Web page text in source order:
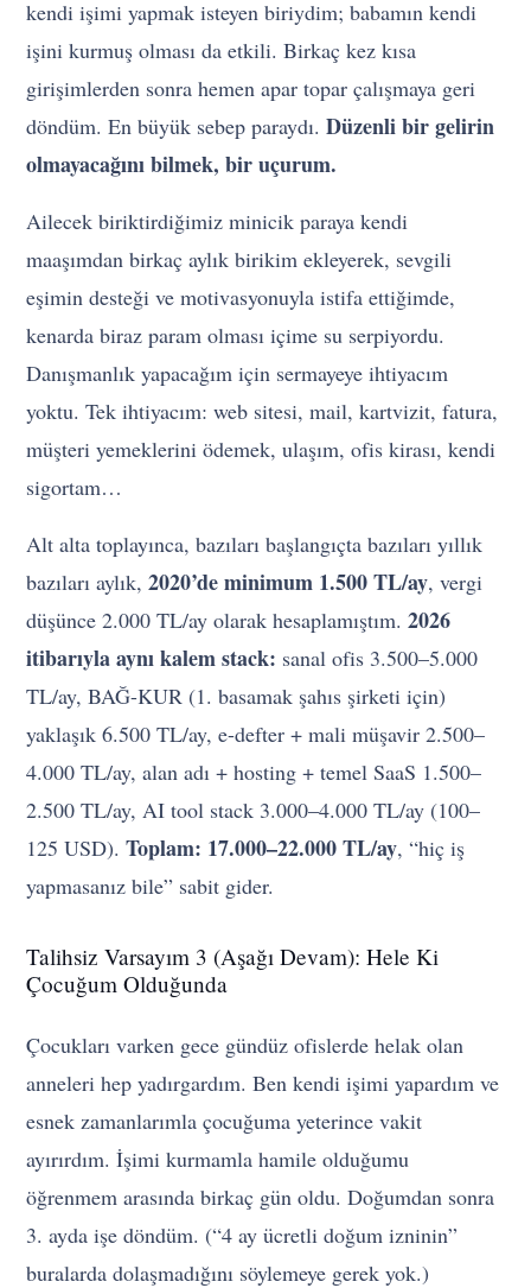
kendi işimi yapmak isteyen biriydim; babamın kendi
işini kurmuş olması da etkili. Birkaç kez kısa
girişimlerden sonra hemen apar topar çalışmaya geri
döndüm. En büyük sebep paraydı.Düzenli bir gelirin
olmayacağını bilmek, bir uçurum.
Ailecek biriktirdiğimiz minicik paraya kendi
maaşımdan birkaç aylık birikim ekleyerek, sevgili
eşimin desteği ve motivasyonuyla istifa ettiğimde,
kenarda biraz param olması içime su serpiyordu.
Danışmanlık yapacağım için sermayeye ihtiyacım
yoktu. Tek ihtiyacım: web sitesi, mail, kartvizit, fatura,
müşteri yemeklerini ödemek, ulaşım, ofis kirası, kendi
sigortam…
Alt alta toplayınca, bazıları başlangıçta bazıları yıllık
bazıları aylık,2020’de minimum 1.500 TL/ay, vergi
düşünce 2.000 TL/ay olarak hesaplamıştım.2026
itibarıyla aynı kalem stack: sanal ofis 3.500–5.000
TL/ay, BAĞ-KUR (1. basamak şahıs şirketi için)
yaklaşık 6.500 TL/ay, e-defter + mali müşavir 2.500–
4.000 TL/ay, alan adı + hosting + temel SaaS 1.500–
2.500 TL/ay, AI tool stack 3.000–4.000 TL/ay (100–
125 USD).Toplam: 17.000–22.000 TL/ay, “hiç iş
yapmasanız bile” sabit gider.
Talihsiz Varsayım 3 (Aşağı Devam): Hele Ki
Çocuğum Olduğunda
Çocukları varken gece gündüz ofislerde helak olan
anneleri hep yadırgardım. Ben kendi işimi yapardım ve
esnek zamanlarımla çocuğuma yeterince vakit
ayırırdım. İşimi kurmamla hamile olduğumu
öğrenmem arasında birkaç gün oldu. Doğumdan sonra
3. ayda işe döndüm. (“4 ay ücretli doğum izninin”
buralarda dolaşmadığını söylemeye gerek yok.)